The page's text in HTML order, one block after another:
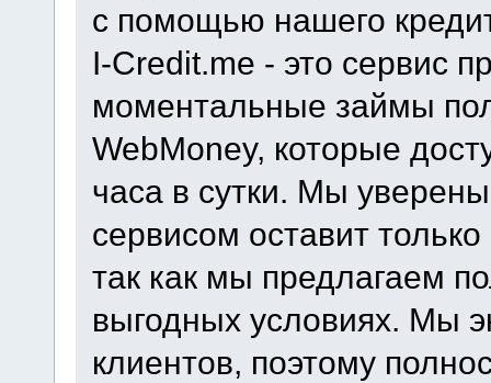
с помощью нашего
I-Credit.me - это сервис
моментальные займы
WebMoney, которые
часа в сутки. Мы
сервисом оставит
так как мы предлагаем
выгодных условиях. Мы
клиентов, поэтому